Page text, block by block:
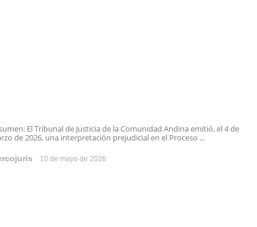
El Tribunal de Justicia de la Comunidad Andina emitió, el 4 de
de 2026, una interpretación prejudicial en el Proceso ...
10 de mayo de 2026